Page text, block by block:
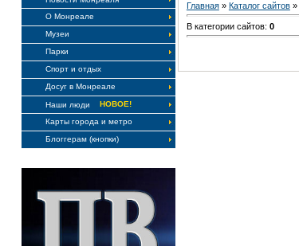
О Монреале
Музеи
Парки
Спорт и отдых
Досуг в Монреале
Наши люди
НОВОЕ!
Карты города и метро
Блоггерам (кнопки)
Главная» Каталог сайтов»
В категории сайтов: 0